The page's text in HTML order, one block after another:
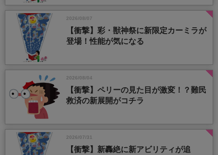
2026/08/07
【衝撃】彩・獣神祭に新限定カーミラが
登場！性能が気になる
2026/08/04
【衝撃】ペリーの見た目が激変！？難民
救済の新展開がコチラ
2026/07/31
【衝撃】新轟絶に新アビリティが追